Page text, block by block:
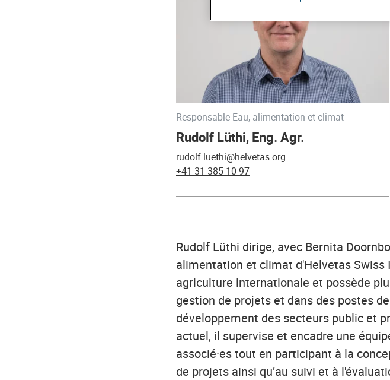
Responsable Eau, alimentation et climat
Rudolf Lüthi, Eng. Agr.
rudolf.luethi@helvetas.org
+41 31 385 10 97
Rudolf Lüthi dirige, avec Bernita
alimentation et climat d'Helvetas
agriculture internationale et possède
gestion de projets et dans des postes
développement des secteurs public et
actuel, il supervise et encadre une
associé·es tout en participant à la
de projets ainsi qu’au suivi et à